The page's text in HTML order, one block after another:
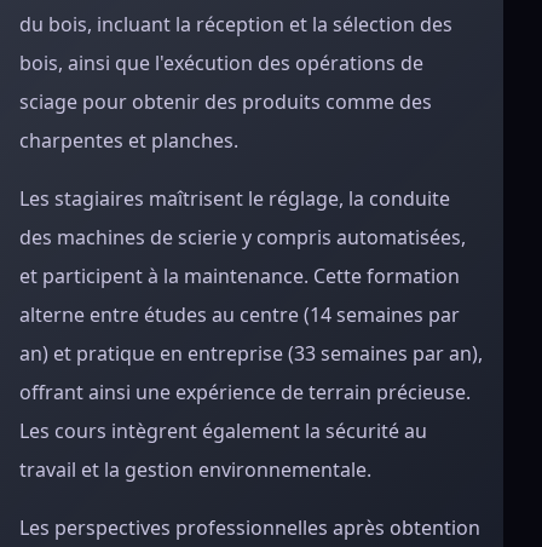
du bois, incluant la réception et la sélection des
bois, ainsi que l'exécution des opérations de
sciage pour obtenir des produits comme des
charpentes et planches.
Les stagiaires maîtrisent le réglage, la conduite
des machines de scierie y compris automatisées,
et participent à la maintenance. Cette formation
alterne entre études au centre (14 semaines par
an) et pratique en entreprise (33 semaines par an),
offrant ainsi une expérience de terrain précieuse.
Les cours intègrent également la sécurité au
travail et la gestion environnementale.
Les perspectives professionnelles après obtention